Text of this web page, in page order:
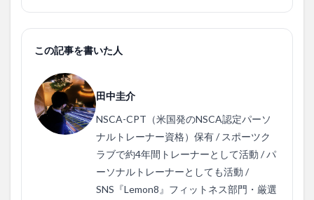
この記事を書いた人
田中圭介
NSCA-CPT（米国発のNSCA認定パーソ
ナルトレーナー資格）保有 / スポーツク
ラブで約4年間トレーナーとして活動 / パ
ーソナルトレーナーとしても活動 /
SNS『Lemon8』フィットネス部門・厳選